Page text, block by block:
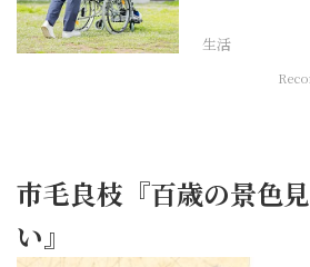
生活
市毛良枝『百歳の景色
い』